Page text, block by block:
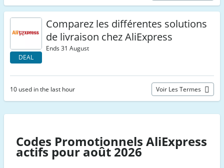
DEAL
Comparez les différentes solutions
de livraison chez AliExpress
Ends 31 August
10 used in the last hour Voir Les Termes
Codes Promotionnels AliExpress
actifs pour août 2026